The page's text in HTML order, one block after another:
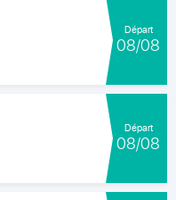
Départ
08/08
Départ
08/08